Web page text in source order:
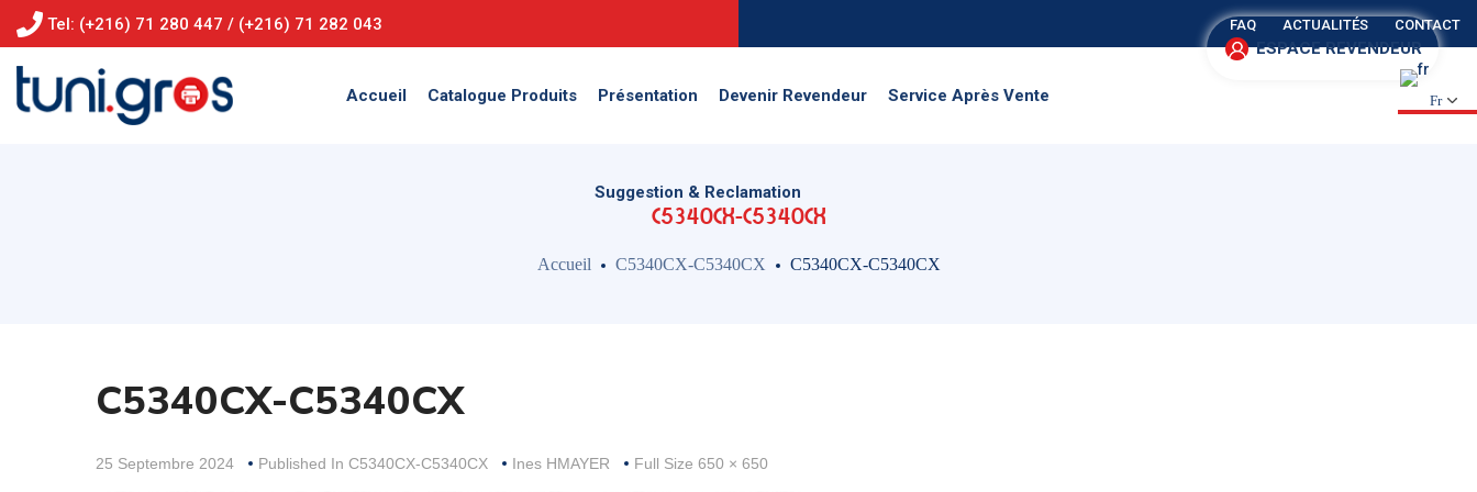
Tel: (+216) 71 280 447 / (+216) 71 282 043 FAQ ACTUALITÉS CONTACT
Accueil Catalogue Produits Présentation Devenir Revendeur Service Après Vente
Suggestion & Reclamation
ESPACE REVENDEUR
Fr
Suggestion & Reclamation
C5340CX-C5340CX
Accueil C5340CX-C5340CX C5340CX-C5340CX
C5340CX-C5340CX
25 Septembre 2024 Published In C5340CX-C5340CX Ines HMAYER
Full
Full Size 650 × 650